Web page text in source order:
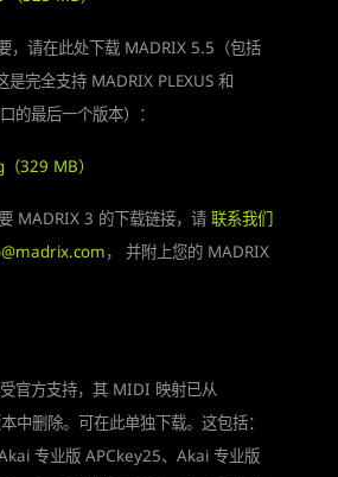
，请在此处下载 MADRIX 5.5（包括
是完全支持 MADRIX PLEXUS 和
的最后一个版本）：
329 MB）
MADRIX 3 的下载链接，请联系我们
， 并附上您的 MADRIX
官方支持，其 MIDI 映射已从
中删除。可在此单独下载。这包括：
专业版 APCkey25、Akai 专业版